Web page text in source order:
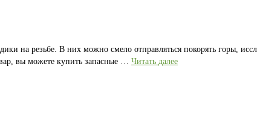
на резьбе. В них можно смело отправляться покорять горы,
вы можете купить запасные … Читать далее